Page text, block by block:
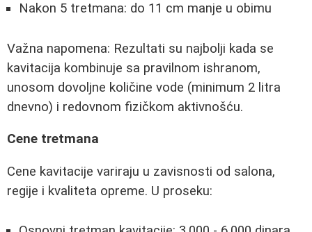
Nakon 5 tretmana: do 11 cm manje u obimu
Važna napomena: Rezultati su najbolji kada se
kavitacija kombinuje sa pravilnom ishranom,
unosom dovoljne količine vode (minimum 2 litra
dnevno) i redovnom fizičkom aktivnošću.
Cene tretmana
Cene kavitacije variraju u zavisnosti od salona,
regije i kvaliteta opreme. U proseku: